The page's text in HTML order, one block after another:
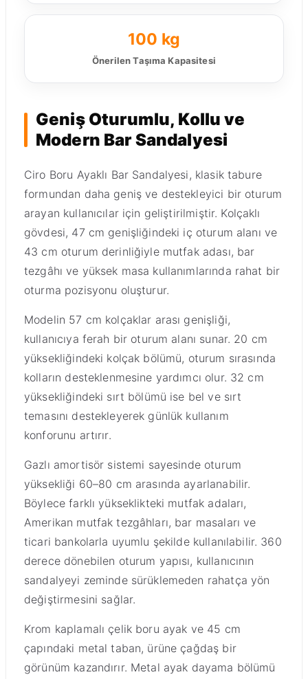
100 kg
Önerilen Taşıma Kapasitesi
Geniş Oturumlu, Kollu ve
Modern Bar Sandalyesi
Ciro Boru Ayaklı Bar Sandalyesi, klasik tabure
formundan daha geniş ve destekleyici bir oturum
arayan kullanıcılar için geliştirilmiştir. Kolçaklı
gövdesi, 47 cm genişliğindeki iç oturum alanı ve
43 cm oturum derinliğiyle mutfak adası, bar
tezgâhı ve yüksek masa kullanımlarında rahat bir
oturma pozisyonu oluşturur.
Modelin 57 cm kolçaklar arası genişliği,
kullanıcıya ferah bir oturum alanı sunar. 20 cm
yüksekliğindeki kolçak bölümü, oturum sırasında
kolların desteklenmesine yardımcı olur. 32 cm
yüksekliğindeki sırt bölümü ise bel ve sırt
temasını destekleyerek günlük kullanım
konforunu artırır.
Gazlı amortisör sistemi sayesinde oturum
yüksekliği 60–80 cm arasında ayarlanabilir.
Böylece farklı yükseklikteki mutfak adaları,
Amerikan mutfak tezgâhları, bar masaları ve
ticari bankolarla uyumlu şekilde kullanılabilir. 360
derece dönebilen oturum yapısı, kullanıcının
sandalyeyi zeminde sürüklemeden rahatça yön
değiştirmesini sağlar.
Krom kaplamalı çelik boru ayak ve 45 cm
çapındaki metal taban, ürüne çağdaş bir
görünüm kazandırır. Metal ayak dayama bölümü